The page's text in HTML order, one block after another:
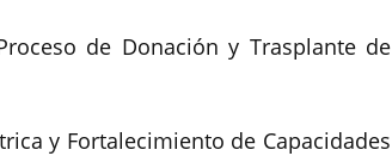
de Donación y Trasplante de
y Fortalecimiento de Capacidades